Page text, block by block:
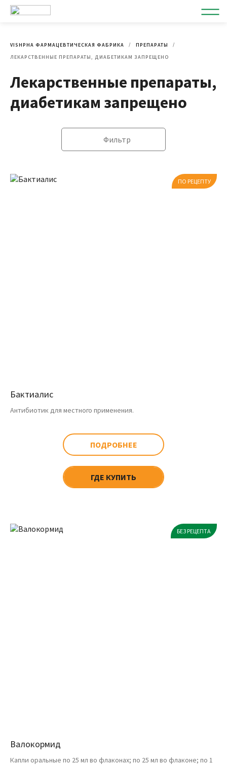
VISHPHA ФАРМАЦЕВТИЧЕСКАЯ ФАБРИКА
ПРЕПАРАТЫ
ЛЕКАРСТВЕННЫЕ ПРЕПАРАТЫ, ДИАБЕТИКАМ ЗАПРЕЩЕНО
Лекарственные препараты,
диабетикам запрещено
Фильтр
ПО РЕЦЕПТУ
Бактиалис
Антибиотик для местного применения.
ПОДРОБНЕЕ
ГДЕ КУПИТЬ
БЕЗ РЕЦЕПТА
Валокормид
Капли оральные по 25 мл во флаконах; по 25 мл во флаконе; по 1